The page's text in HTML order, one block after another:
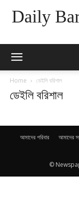
Daily
Home ডেইলি বরিশাল
ডেইলি বরিশাল
আমাদের পরিবার আমাদের
©